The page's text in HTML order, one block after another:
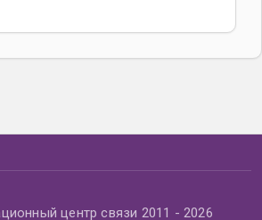
центр связи 2011 - 2026